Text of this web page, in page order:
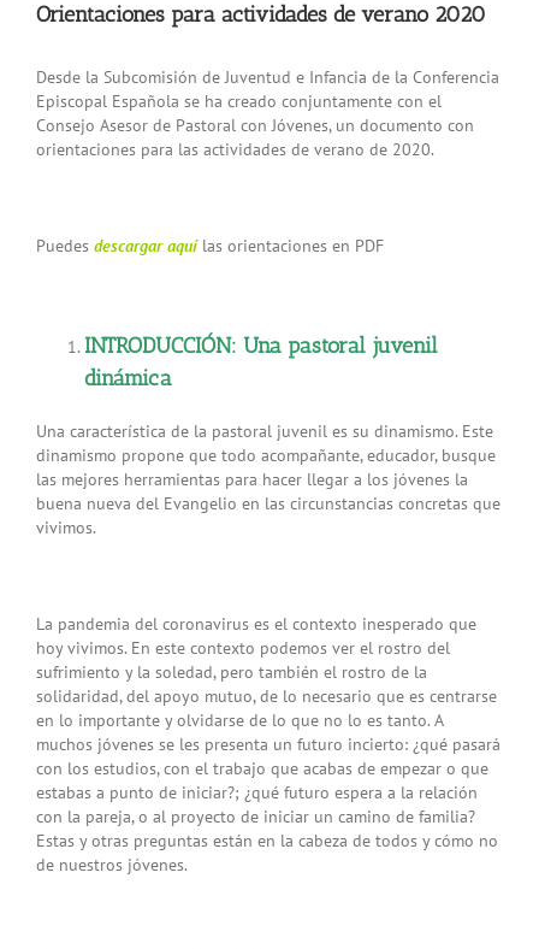
Orientaciones para actividades de verano 2020
Desde la Subcomisión de Juventud e Infancia de la Conferencia
Episcopal Española se ha creado conjuntamente con el
Consejo Asesor de Pastoral con Jóvenes, un documento con
orientaciones para las actividades de verano de 2020.
Puedes descargar aquílas orientaciones en PDF
INTRODUCCIÓN: Una pastoral juvenil
dinámica
Una característica de la pastoral juvenil es su dinamismo. Este
dinamismo propone que todo acompañante, educador, busque
las mejores herramientas para hacer llegar a los jóvenes la
buena nueva del Evangelio en las circunstancias concretas que
vivimos.
La pandemia del coronavirus es el contexto inesperado que
hoy vivimos. En este contexto podemos ver el rostro del
sufrimiento y la soledad, pero también el rostro de la
solidaridad, del apoyo mutuo, de lo necesario que es centrarse
en lo importante y olvidarse de lo que no lo es tanto. A
muchos jóvenes se les presenta un futuro incierto: ¿qué pasará
con los estudios, con el trabajo que acabas de empezar o que
estabas a punto de iniciar?; ¿qué futuro espera a la relación
con la pareja, o al proyecto de iniciar un camino de familia?
Estas y otras preguntas están en la cabeza de todos y cómo no
de nuestros jóvenes.